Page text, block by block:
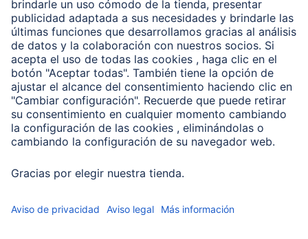
Clientes online
Conviértete en distribuidor
Compañía
Historia de la empresa
Hama en todo el Mundo
Sostenibilidad
Business-Portal